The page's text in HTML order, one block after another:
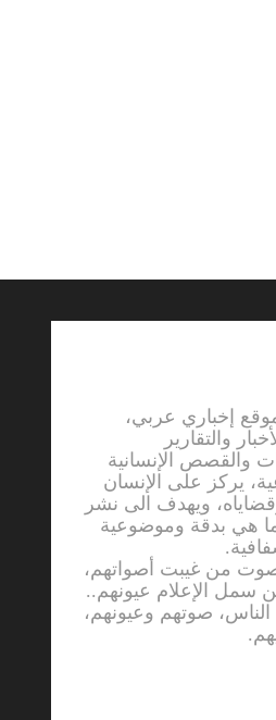
موقع إخباري عربي،
والتقارير
والقصص الإنسانية
يركز على الإنسان
ويهدف الى نشر
كما هي بدقة وموضوعية
صوت من غيبت أصواتهم،
سمل الإعلام عيونهم..
الناس، صوتهم وعيونهم،